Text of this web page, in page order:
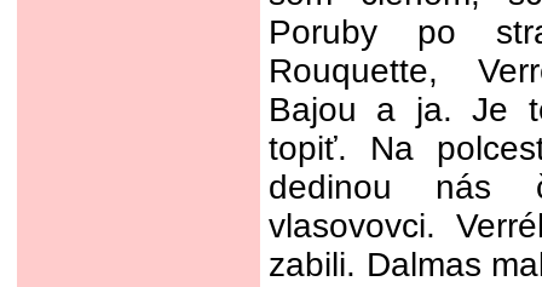
Poruby po
Rouquette,
Bajou a ja. Je
topiť. Na
dedinou nás
vlasovovci.
zabili. Dalmas